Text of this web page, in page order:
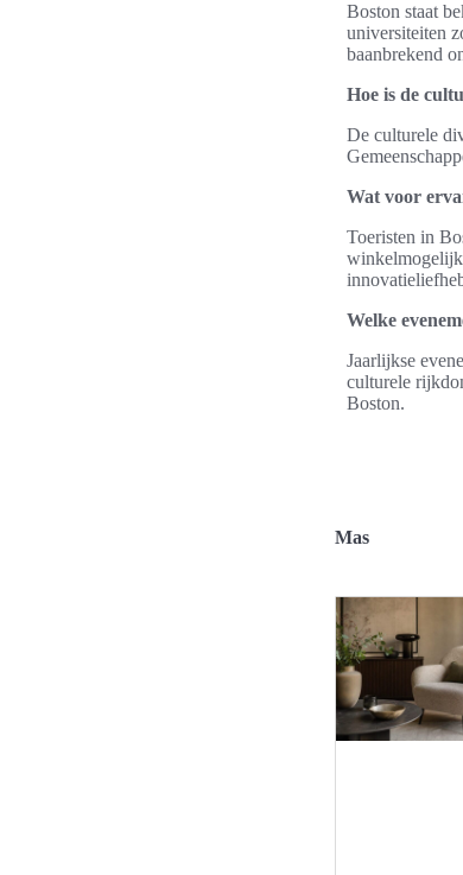
Boston staat
universiteiten
baanbrekend
Hoe is de
De culturele
Wat voor
Toeristen in
Welke
Jaarlijkse
culturele
Boston.
Mas